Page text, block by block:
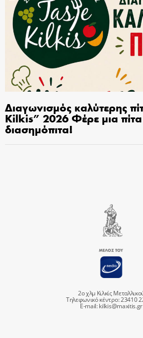
Διαγωνισμός καλύτερης
Kilkis” 2026 Φέρε μια
διασημόπιτα!
2ο χλμ Κιλκίς
Τηλεφωνικό κέντρο: 23410
E-mail:kilkis@maxitis.gr